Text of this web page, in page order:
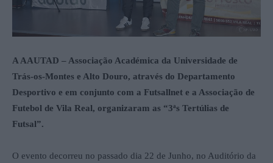
A AAUTAD – Associação Académica da Universidade de
Trás-os-Montes e Alto Douro, através do Departamento
Desportivo e em conjunto com a Futsallnet e a Associação de
Futebol de Vila Real, organizaram as “3ªs Tertúlias de
Futsal”.
O evento decorreu no passado dia 22 de Junho, no Auditório da